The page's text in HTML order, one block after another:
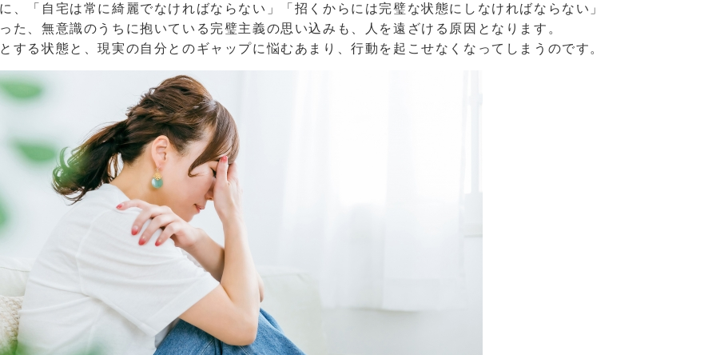
、「自宅は常に綺麗でなければならない」「招くからには完璧な状態にしなければならない」
た、無意識のうちに抱いている完璧主義の思い込みも、人を遠ざける原因となります。
する状態と、現実の自分とのギャップに悩むあまり、行動を起こせなくなってしまうのです。